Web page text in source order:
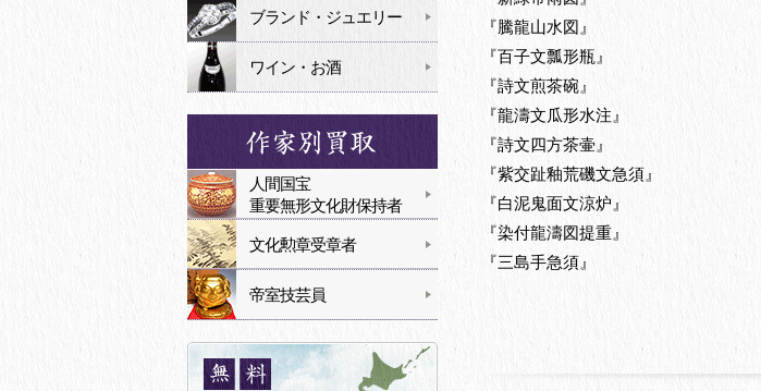
『騰龍山水図』
『百子文瓢形瓶』
『詩文煎茶碗』
『龍濤文瓜形水注』
『詩文四方茶壷』
『紫交趾釉荒磯文急須』
『白泥鬼面文涼炉』
『染付龍濤図提重』
『三島手急須』
ブランド・ジュエリー
ワイン・お酒
人間国宝
重要無形文化財保持者
文化勲章受章者
帝室技芸員